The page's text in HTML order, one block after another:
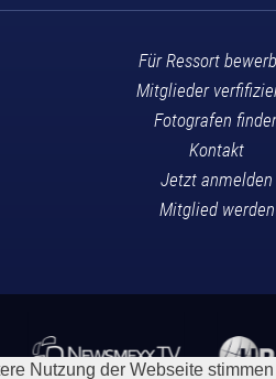
Nutzung der Webseite
Für Ressort
Mitglieder
Fotografen
Kontakt
Jetzt anmelden
Mitglied werden